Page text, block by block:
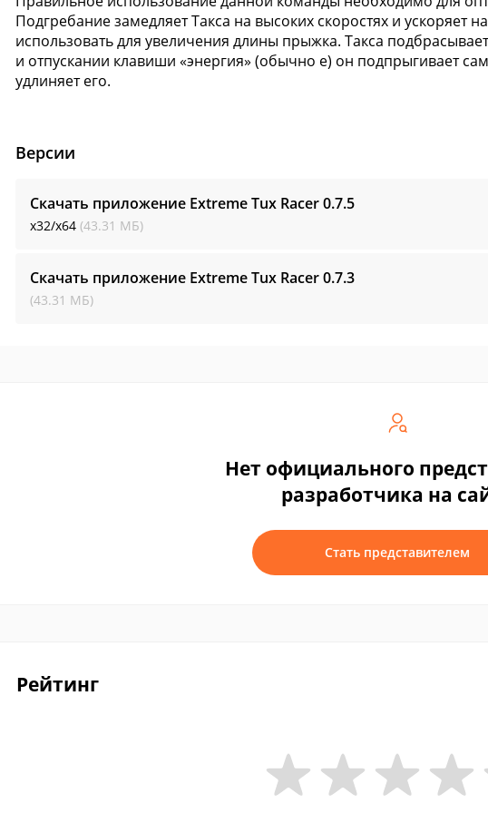
Подгребание замедляет Такса на высоких скоростях и ускоряет
использовать для увеличения длины прыжка. Такса
и отпускании клавиши «энергия» (обычно e) он подпрыгивает
удлиняет его.
Версии
Скачать приложение Extreme Tux Racer0.7.5
x32/x64 (43.31 МБ)
Скачать приложение Extreme Tux Racer0.7.3
(43.31 МБ)
Нет официального
разработчика на
Стать представителем
Рейтинг